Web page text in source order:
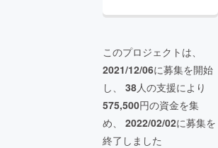
このプロジェクトは、
2021/12/06に募集を開始
し、 38人の支援により
575,500円の資金を集
め、 2022/02/02に募集を
終了しました